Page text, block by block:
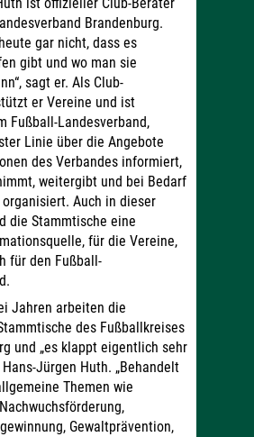
ist offizieller Club-Berater
Brandenburg.
gar nicht, dass es
gibt und wo man sie
sagt er. Als Club-
er Vereine und ist
Fußball-Landesverband,
Linie über die Angebote
des Verbandes informiert,
weitergibt und bei Bedarf
Auch in dieser
die Stammtische eine
für die Vereine,
für den Fußball-
Jahren arbeiten die
des Fußballkreises
und „es klappt eigentlich sehr
Jürgen Huth. „Behandelt
Themen wie
Gewaltprävention,